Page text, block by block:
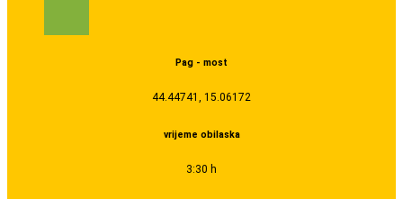
Pag - most
44.44741, 15.06172
vrijeme obilaska
3:30 h